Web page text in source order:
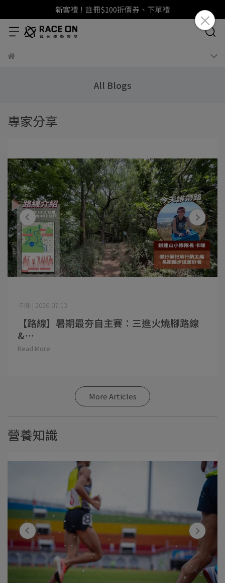
新客禮！註冊$100折價券、下單禮
All Blogs
專家分享
卡咪 | 2026-07-13
【路線】暑期最夯自主賽：三進火燒腳路線
&⋯
Read More
More Articles
營養知識